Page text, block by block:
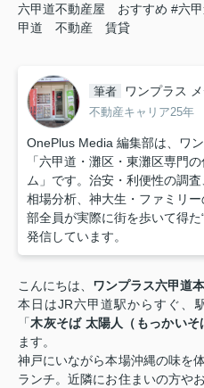
六甲道不動産屋 おすすめ #六
甲道 不動産 賃貸
筆者 ワンプラス
不動産キャリア25年
OnePlus Media 編集部は、ワ
「六甲道・灘区・東灘区専門
ム」です。治安・利便性の調
相場分析、神大生・ファミリ
部全員が実際に街を歩いて得た
発信しています。
こんにちは、 ワンプラス六甲道
本日はJR六甲道駅からすぐ、
「木灰そば 太陽人（もっかいそ
ます。
神戸にいながら本場沖縄の味を
ランチ。近隣にお住まいの方や